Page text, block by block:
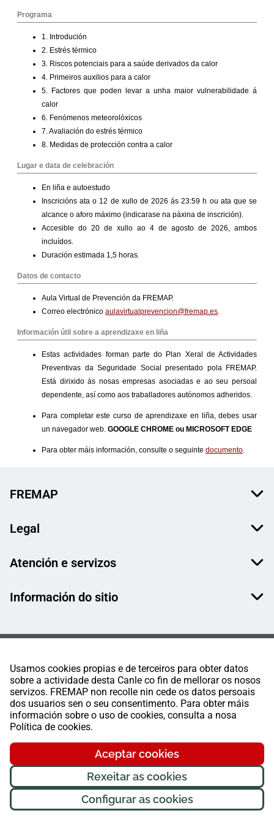
Usamos cookies propias e de terceiros para obter datos
sobre a actividade desta Canle co fin de mellorar os nosos
servizos. FREMAP non recolle nin cede os datos persoais
dos usuarios sen o seu consentimento. Para obter máis
información sobre o uso de cookies, consulta a nosa
Política de cookies.
Aceptar cookies
Rexeitar as cookies
Configurar as cookies
FREMAP
Legal
Atención e servizos
Información do sitio
FREMAP Ⓒ Todos os dereitos reservados